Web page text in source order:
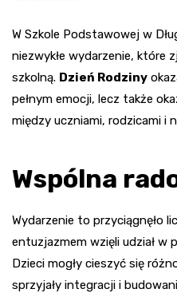
W Szkole Podstawowej w
niezwykłe wydarzenie, które
szkolną. Dzień Rodziny
pełnym emocji, lecz także
między uczniami, rodzicami i
Wspólna
Wydarzenie to przyciągnęło
entuzjazmem wzięli udział
Dzieci mogły cieszyć się
sprzyjały integracji i